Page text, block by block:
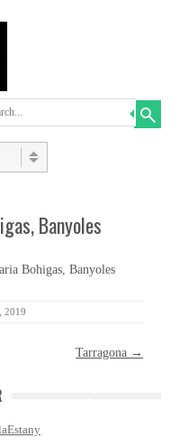
Banyoles
Bohigas, Banyoles
2019
Tarragona →